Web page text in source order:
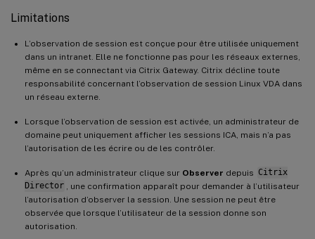
Limitations
L’observation de session est conçue pour être utilisée uniquement
dans un intranet. Elle ne fonctionne pas pour les réseaux externes,
même en se connectant via Citrix Gateway. Citrix décline toute
responsabilité concernant l’observation de session Linux VDA dans
un réseau externe.
Lorsque l’observation de session est activée, un administrateur de
domaine peut uniquement afficher les sessions ICA, mais n’a pas
l’autorisation de les écrire ou de les contrôler.
Après qu’un administrateur clique sur Observer depuis Citrix
Director
, une confirmation apparaît pour demander à l’utilisateur
l’autorisation d’observer la session. Une session ne peut être
observée que lorsque l’utilisateur de la session donne son
autorisation.